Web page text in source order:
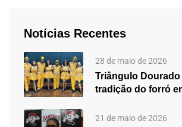
Notícias Recentes
28 de maio de 2026
Triângulo Dourado
tradição do forró
21 de maio de 2026